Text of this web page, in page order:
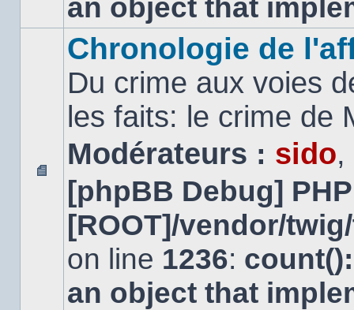
an object that
Aucun
message
non
Chronologie de
Du crime aux voies
les faits: le crime de
Modérateurs : sido,
[phpBB Debug]
[ROOT]/vendor/
on line 1236:
an object that